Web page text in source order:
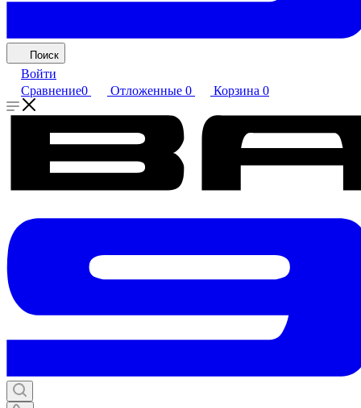
Поиск
Войти
Сравнение0 Отложенные 0 Корзина 0